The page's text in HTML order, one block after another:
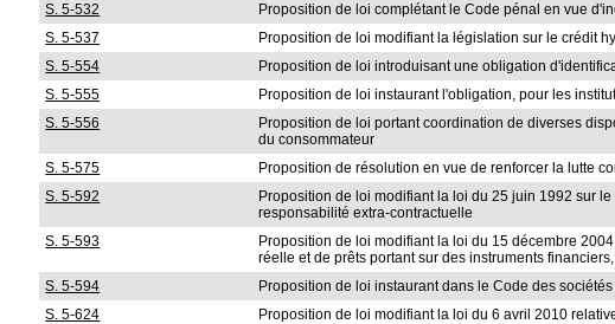
S. 5-532
Proposition de loi complétant le Code pénal en vue
S. 5-537
Proposition de loi modifiant la législation sur le crédit
S. 5-554
Proposition de loi introduisant une obligation
S. 5-555
Proposition de loi instaurant l'obligation, pour les
S. 5-556
Proposition de loi portant coordination de diverses
du consommateur
S. 5-575 Proposition de résolution en vue de renforcer la lutte
S. 5-592
Proposition de loi modifiant la loi du 25 juin 1992 sur
responsabilité extra-contractuelle
S. 5-593
Proposition de loi modifiant la loi du 15 décembre
réelle et de prêts portant sur des instruments
S. 5-594 Proposition de loi instaurant dans le Code des
S. 5-624
Proposition de loi modifiant la loi du 6 avril 2010